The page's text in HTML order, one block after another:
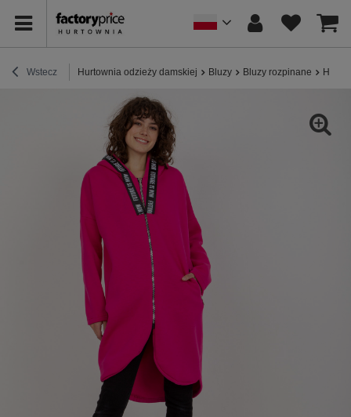
Wstecz Hurtownia odzieży damskiej Bluzy Bluzy rozpinane